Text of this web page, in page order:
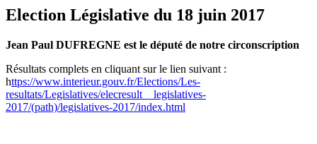
Election Législative du 18 juin 2017
Jean Paul DUFREGNE est le député de notre circonscription
Résultats complets en cliquant sur le lien suivant :
https://www.interieur.gouv.fr/Elections/Les-
resultats/Legislatives/elecresult__legislatives-
2017/(path)/legislatives-2017/index.html